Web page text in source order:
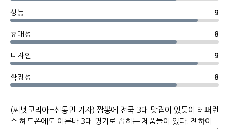
성능 9
휴대성 8
디자인 9
확장성 8
(씨넷코리아=신동민 기자) 짬뽕에 전국 3대 맛집이 있듯이 레퍼런
스 헤드폰에도 이른바 3대 명기로 꼽히는 제품들이 있다. 젠하이